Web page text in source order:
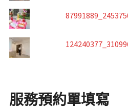
服務預約單填寫